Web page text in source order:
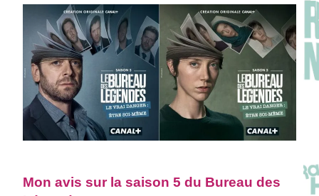
Mon avis sur la saison 5 du Bureau des